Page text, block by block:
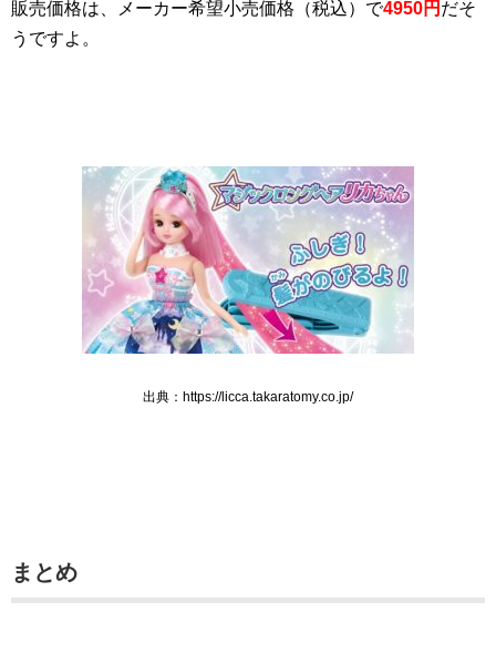
販売価格は、メーカー希望小売価格（税込）で4950円 だそ
うですよ。
出典：https://licca.takaratomy.co.jp/
まとめ